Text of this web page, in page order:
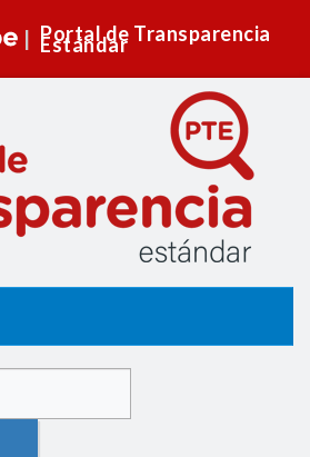
Portal de Transparencia
Estándar